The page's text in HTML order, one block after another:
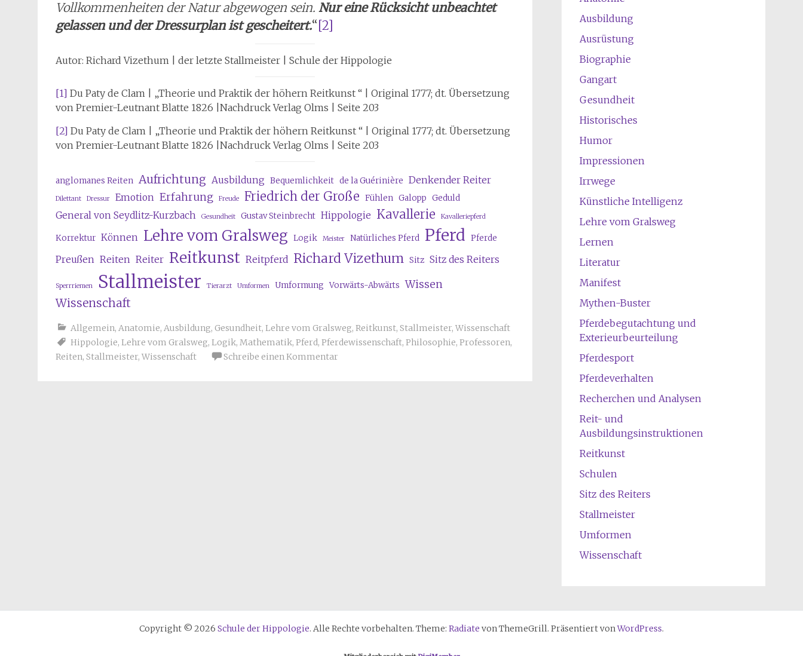
Vollkommenheiten der Natur abgewogen sein. Nur eine Rücksicht unbeachtet
gelassen und der Dressurplan ist gescheitert.“[2]
Autor: Richard Vizethum | der letzte Stallmeister | Schule der Hippologie
[1] Du Paty de Clam | „Theorie und Praktik der höhern Reitkunst “ | Original 1777; dt. Übersetzung
von Premier-Leutnant Blatte 1826 |Nachdruck Verlag Olms | Seite 203
[2] Du Paty de Clam | „Theorie und Praktik der höhern Reitkunst “ | Original 1777; dt. Übersetzung
von Premier-Leutnant Blatte 1826 |Nachdruck Verlag Olms | Seite 203
anglomanes Reiten Aufrichtung Ausbildung Bequemlichkeit de la Guérinière Denkender Reiter
Dilettant Dressur Emotion Erfahrung Freude Friedrich der Große Fühlen Galopp Geduld
General von Seydlitz-Kurzbach Gesundheit Gustav Steinbrecht Hippologie Kavallerie Kavalleriepferd
Korrektur Können Lehre vom Gralsweg Logik Meister Natürliches Pferd Pferd Pferde
Preußen Reiten Reiter Reitkunst Reitpferd Richard Vizethum Sitz Sitz des Reiters
Sperrriemen Stallmeister Tierarzt Umformen Umformung Vorwärts-Abwärts Wissen
Wissenschaft
Allgemein, Anatomie, Ausbildung, Gesundheit, Lehre vom Gralsweg, Reitkunst, Stallmeister, Wissenschaft
Hippologie, Lehre vom Gralsweg, Logik, Mathematik, Pferd, Pferdewissenschaft, Philosophie, Professoren,
Reiten, Stallmeister, Wissenschaft Schreibe einen Kommentar
Ausbildung
Ausrüstung
Biographie
Gangart
Gesundheit
Historisches
Humor
Impressionen
Irrwege
Künstliche Intelligenz
Lehre vom Gralsweg
Lernen
Literatur
Manifest
Mythen-Buster
Pferdebegutachtung und
Exterieurbeurteilung
Pferdesport
Pferdeverhalten
Recherchen und Analysen
Reit- und
Ausbildungsinstruktionen
Reitkunst
Schulen
Sitz des Reiters
Stallmeister
Umformen
Wissenschaft
Copyright © 2026 Schule der Hippologie. Alle Rechte vorbehalten. Theme: Radiate von ThemeGrill. Präsentiert vonWordPress.